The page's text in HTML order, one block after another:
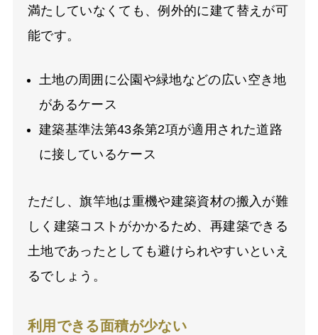
満たしていなくても、例外的に建て替えが可
能です。
土地の周囲に公園や緑地などの広い空き地
があるケース
建築基準法第43条第2項が適用された道路
に接しているケース
ただし、旗竿地は重機や建築資材の搬入が難
しく建築コストがかかるため、再建築できる
土地であったとしても避けられやすいといえ
るでしょう。
利用できる面積が少ない